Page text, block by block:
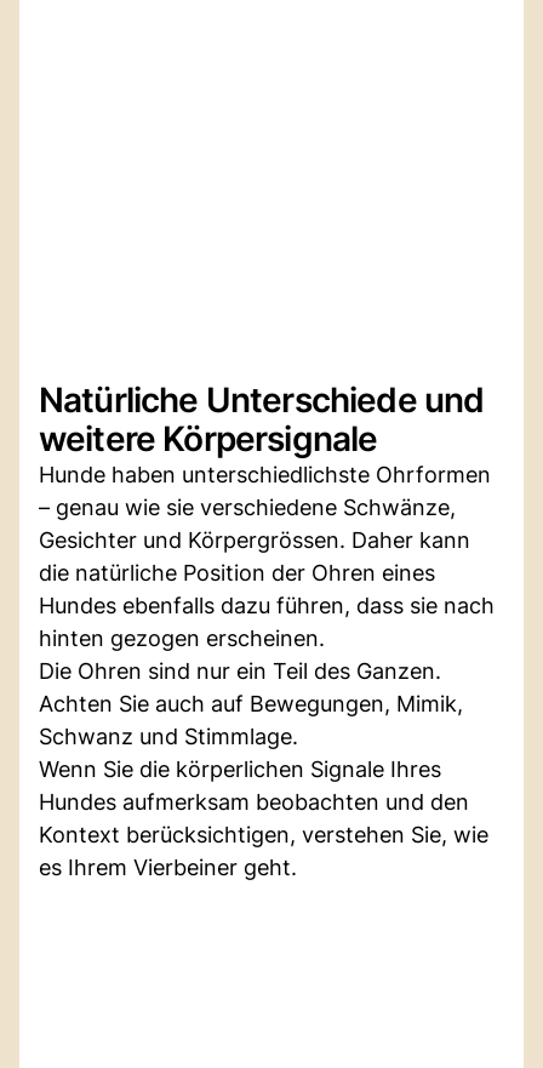
Natürliche Unterschiede und
weitere Körpersignale
Hunde haben unterschiedlichste Ohrformen
– genau wie sie verschiedene Schwänze,
Gesichter und Körpergrössen. Daher kann
die natürliche Position der Ohren eines
Hundes ebenfalls dazu führen, dass sie nach
hinten gezogen erscheinen.
Die Ohren sind nur ein Teil des Ganzen.
Achten Sie auch auf Bewegungen, Mimik,
Schwanz und Stimmlage.
Wenn Sie die körperlichen Signale Ihres
Hundes aufmerksam beobachten und den
Kontext berücksichtigen, verstehen Sie, wie
es Ihrem Vierbeiner geht.